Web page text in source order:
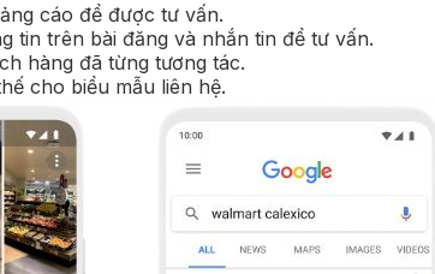
cáo để được tư vấn.
tin trên bài đăng và nhắn tin để tư vấn.
hàng đã từng tương tác.
cho biểu mẫu liên hệ.